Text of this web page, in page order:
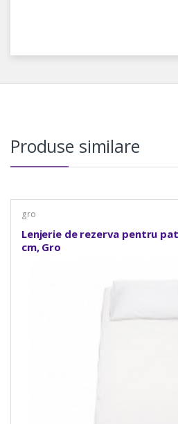
Produse similare
gro
Lenjerie de rezerva pentru
cm, Gro